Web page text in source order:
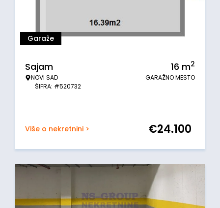
Garaže
Sajam
NOVI SAD
ŠIFRA: #520732
16 m2
GARAŽNO MESTO
Više o nekretnini > €24.100